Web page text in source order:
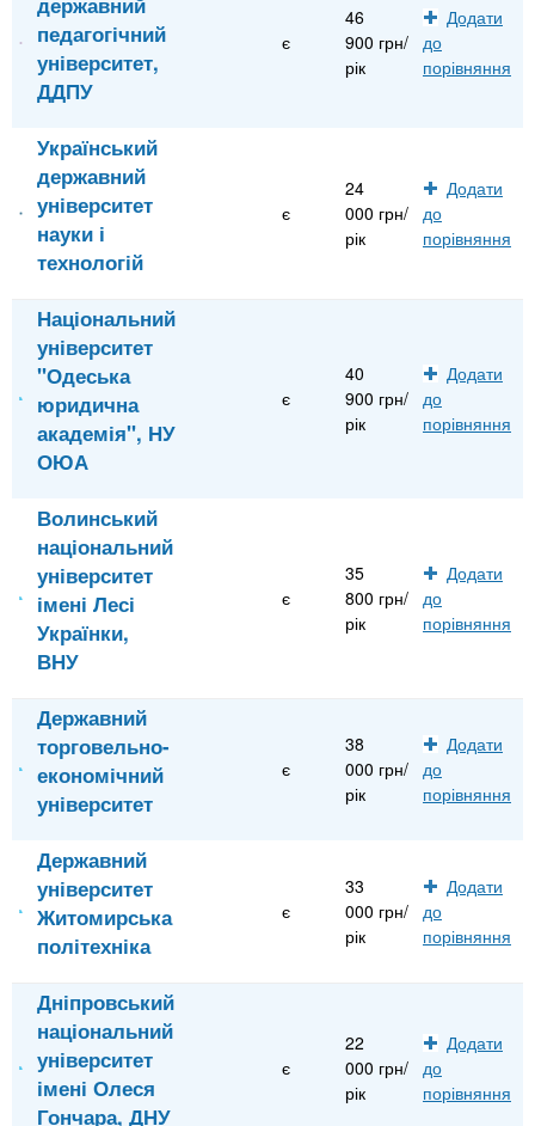
педагогічний
університет,
ДДПУ
є
46
900 грн/
рік
Додати
до
порівняння
Український
державний
університет
науки і
технологій
є
24
000 грн/
рік
Додати
до
порівняння
Національний
університет
"Одеська
юридична
академія", НУ
ОЮА
є
40
900 грн/
рік
Додати
до
порівняння
Волинський
національний
університет
імені Лесі
Українки,
ВНУ
є
35
800 грн/
рік
Додати
до
порівняння
Державний
торговельно-
економічний
університет
є
38
000 грн/
рік
Додати
до
порівняння
Державний
університет
Житомирська
політехніка
є
33
000 грн/
рік
Додати
до
порівняння
Дніпровський
національний
університет
імені Олеся
Гончара, ДНУ
є
22
000 грн/
рік
Додати
до
порівняння